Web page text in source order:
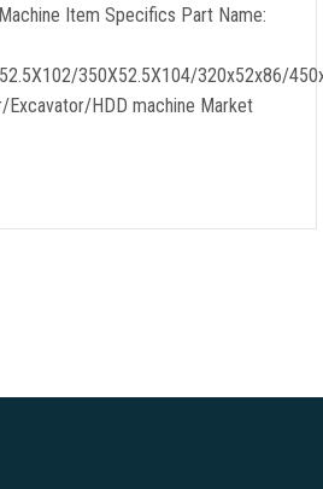
Item Specifics Part Name:
350X52.5X104/320x52x86/
Excavator/HDD machine Market